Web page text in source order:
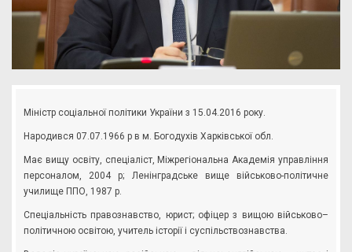
Міністр соціальної політики України з 15.04.2016 року.
Народився 07.07.1966 р в м. Богодухів Харківської обл.
Має вищу освіту, спеціаліст, Міжрегіональна Академія управління
персоналом, 2004 р; Ленінградське вище військово-політичне
училище ППО, 1987 р.
Спеціальність правознавство, юрист; офіцер з вищою військово–
політичною освітою, учитель історії і суспільствознавства.